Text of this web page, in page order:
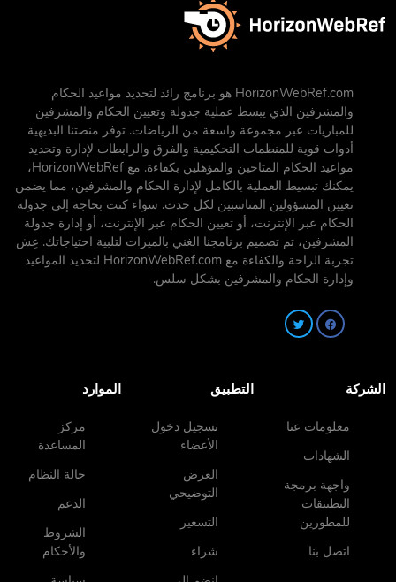
HorizonWebRef.com هو برنامج رائد لتحديد مواعيد الحكام
والمشرفين الذي يبسط عملية جدولة وتعيين الحكام والمشرفين
للمباريات عبر مجموعة واسعة من الرياضات. توفر منصتنا البديهية
أدوات قوية للمنظمات التحكيمية والفرق والرابطات لإدارة وتحديد
مواعيد الحكام المتاحين والمؤهلين بكفاءة. مع HorizonWebRef،
يمكنك تبسيط العملية بالكامل لإدارة الحكام والمشرفين، مما يضمن
تعيين المسؤولين المناسبين لكل حدث. سواء كنت بحاجة إلى جدولة
الحكام عبر الإنترنت، أو تعيين الحكام عبر الإنترنت، أو إدارة جدولة
المشرفين، تم تصميم برنامجنا الغني بالميزات لتلبية احتياجاتك. عِش
تجربة الراحة والكفاءة مع HorizonWebRef.com لتحديد المواعيد
وإدارة الحكام والمشرفين بشكل سلس.
الشركة
معلومات عنا
الشهادات
واجهة برمجة
التطبيقات
للمطورين
اتصل بنا
التطبيق
تسجيل دخول
الأعضاء
العرض
التوضيحي
التسعير
شراء
الموارد
مركز
المساعدة
حالة النظام
الدعم
الشروط
والأحكام